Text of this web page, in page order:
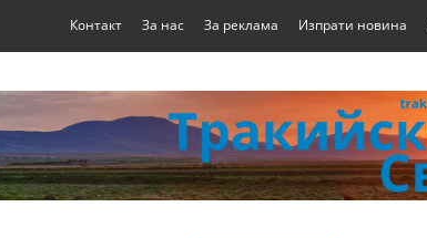
Контакт За нас За реклама Изпрати новина